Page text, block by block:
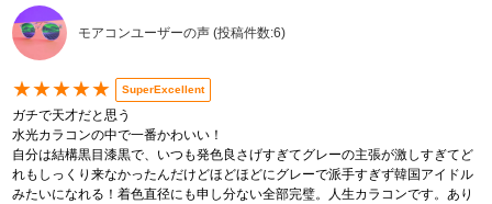
モアコンユーザーの声 (投稿件数:6)
★★★★★ SuperExcellent
ガチで天才だと思う
水光カラコンの中で一番かわいい！
自分は結構黒目漆黒で、いつも発色良さげすぎてグレーの主張が激しすぎてど
れもしっくり来なかったんだけどほどほどにグレーで派手すぎず韓国アイドル
みたいになれる！着色直径にも申し分ない全部完璧。人生カラコンです。あり